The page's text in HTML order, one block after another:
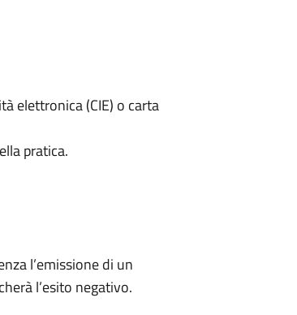
elettronica (CIE) o carta
pratica.
l’emissione di un
l’esito negativo.